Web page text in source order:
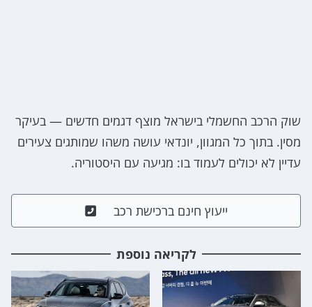
שוק הרכב החשמלי בישראל מוצף דגמים חדשים — בעיקר
מסין. בתוך כל המגוון, יונדאי עושה משהו שמותגים צעירים
עדיין לא יכולים לעמוד בו: מגיעה עם היסטוריה.
ייעוץ חינם ברכישת רכב
לקריאה נוספת